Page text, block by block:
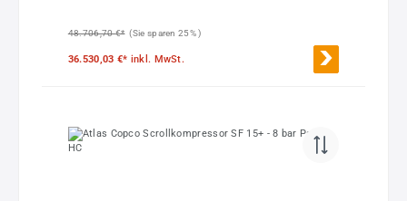
48.706,70 €* (Sie sparen 25% )
36.530,03 €* inkl. MwSt.